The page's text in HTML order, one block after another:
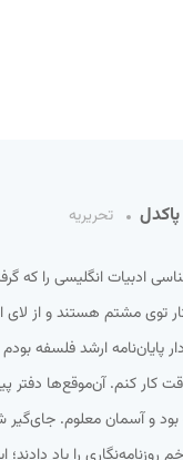
پاکدل تحریریه
ادبیات انگلیسی را که
توی مشتم هستند و از
پایان‌نامه ارشد فلسفه
کار کنم. آن‌موقع‌ها
بود و آسمان معلوم.